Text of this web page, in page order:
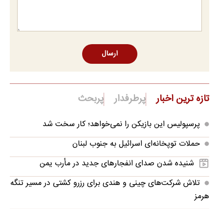
ارسال
تازه ترین اخبار پرطرفدار پربحث
پرسپولیس این بازیکن را نمی‌خواهد؛ کار سخت شد
حملات توپخانه‌ای اسرائیل به جنوب لبنان
شنیده شدن صدای انفجارهای جدید در مأرب یمن
تلاش شرکت‌های چینی و هندی برای رزرو کشتی در مسیر تنگه
هرمز